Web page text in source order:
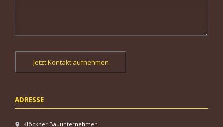
Jetzt Kontakt aufnehmen
ADRESSE
Klöckner Bauunternehmen